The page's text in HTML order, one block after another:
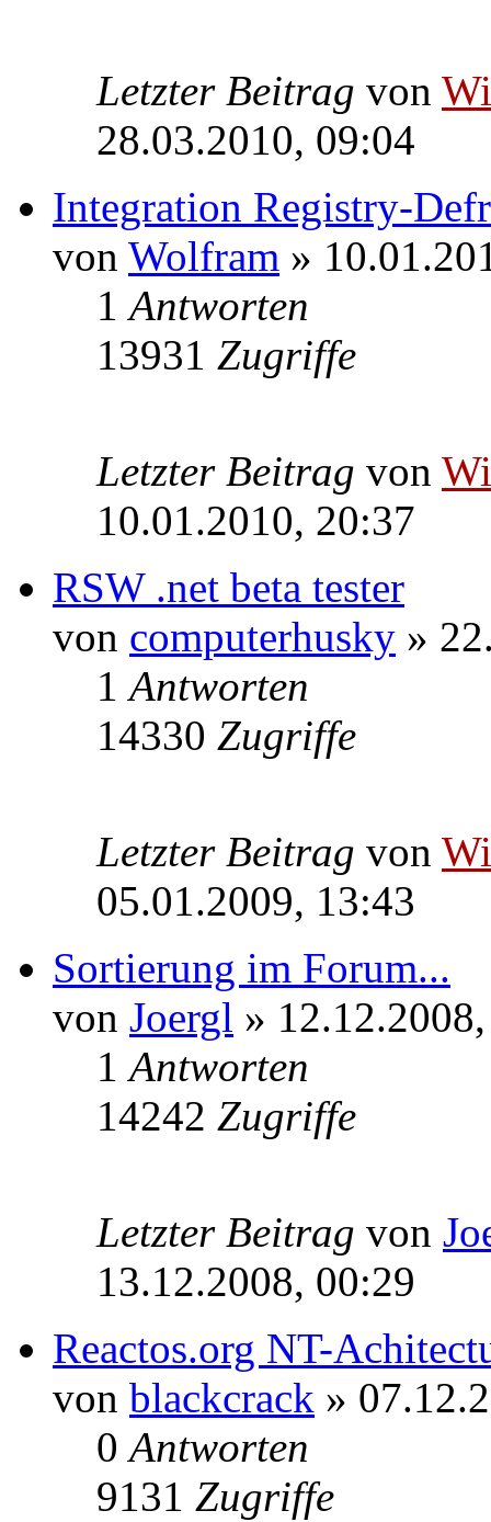
Letzter Beitrag von
28.03.2010, 09:04
Integration Registry-
von Wolfram »
1Antworten
13931 Zugriffe
Letzter Beitrag von
10.01.2010, 20:37
RSW .net beta tester
von computerhusky »
1Antworten
14330 Zugriffe
Letzter Beitrag von
05.01.2009, 13:43
Sortierung im Forum...
von Joergl »
1Antworten
14242 Zugriffe
Letzter Beitrag von
13.12.2008, 00:29
Reactos.org NT-
von blackcrack »
0Antworten
9131 Zugriffe